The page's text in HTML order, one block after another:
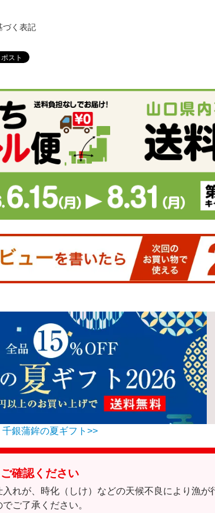
づく表記
千銀蒲鉾の夏ギフト>>
確認ください
れが、時化（しけ）などの天候不良により漁
ご了承ください。